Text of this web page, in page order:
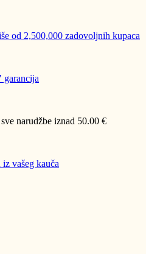
od 2,500,000 zadovoljnih kupaca
garancija
narudžbe iznad 50.00 €
iz vašeg kauča